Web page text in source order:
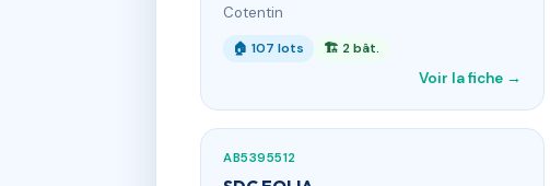
Cotentin
🏠 107 lots 🏗 2 bât.
Voir la fiche →
AB5395512